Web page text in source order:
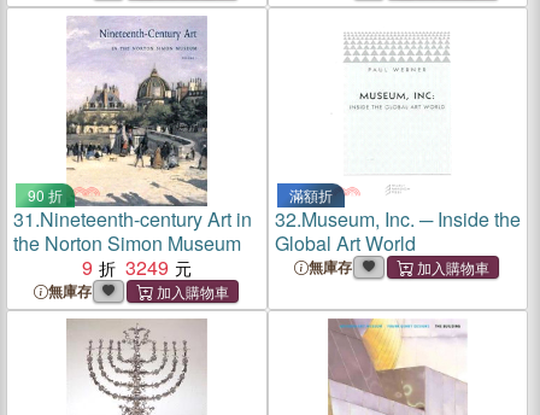
90 折
31.Nineteenth-century Art in
the Norton Simon Museum
9
3249
無庫存
滿額折
32.Museum, Inc. ─ Inside the
Global Art World
無庫存